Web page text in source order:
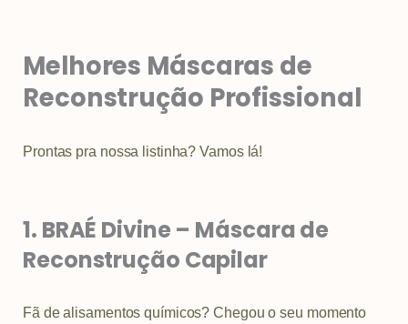
Melhores Máscaras de
Reconstrução Profissional
Prontas pra nossa listinha? Vamos lá!
1. BRAÉ Divine – Máscara de
Reconstrução Capilar
Fã de alisamentos químicos? Chegou o seu momento